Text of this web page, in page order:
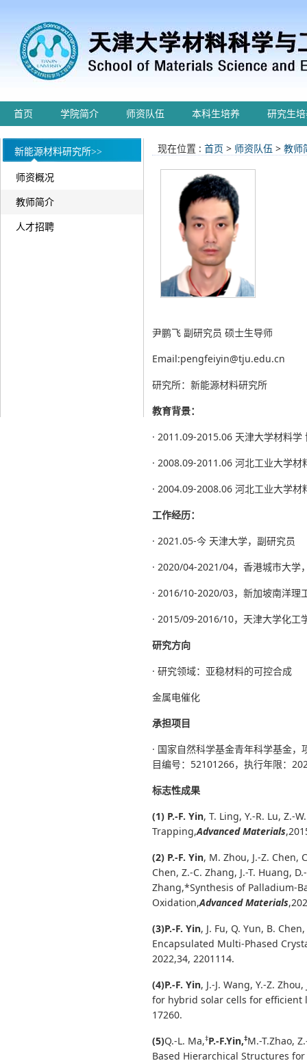
首页 学院简介 师资队伍 本科生培养 研究生
新能源材料研究所>>
师资概况
教师简介
人才招聘
现在位置 : 首页 > 师资队伍 > 教师
尹鹏飞 副研究员 硕士生导师
Email:pengfeiyin@tju.edu.cn
研究所：新能源材料研究所
教育背景：
· 2011.09-2015.06 天津大学材料学
· 2008.09-2011.06 河北工业大学材
· 2004.09-2008.06 河北工业大学材
工作经历：
· 2021.05-今 天津大学，副研究员
· 2020/04-2021/04，香港城市大学
· 2016/10-2020/03，新加坡南洋理
· 2015/09-2016/10，天津大学化工
研究方向
· 研究领域：亚稳材料的可控合成
金属电催化
承担项目
· 国家自然科学基金青年科学基金
目编号：52101266， 执行年限：
标志性成果
(1) P.-F. Yin, T. Ling, Y.-R. Lu, Z.-
Trapping,Advanced Materials,
(2) P.-F. Yin, M. Zhou, J.-Z. Chen,
Chen, Z.-C. Zhang, J.-T. Huang,
Zhang,*Synthesis of Palladium-
Oxidation,Advanced Materials
(3)P.-F. Yin, J. Fu, Q. Yun, B.
Encapsulated Multi-Phased
2022,34, 2201114.
(4)P.-F. Yin, J.-J. Wang, Y.-Z.
for hybrid solar cells for
17260.
(5)Q.-L. Ma,‡P.-F.Yin,‡M.-T.Zhao,
Based Hierarchical Structures